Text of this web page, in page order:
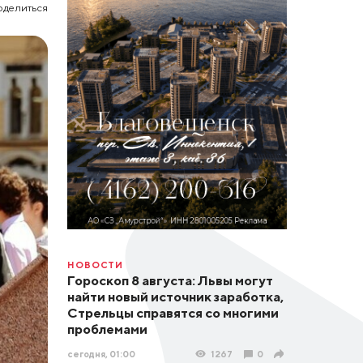
НОВОСТИ
Гороскоп 8 августа: Львы могут
найти новый источник заработка,
Стрельцы справятся со многими
проблемами
сегодня, 01:00 1267 0